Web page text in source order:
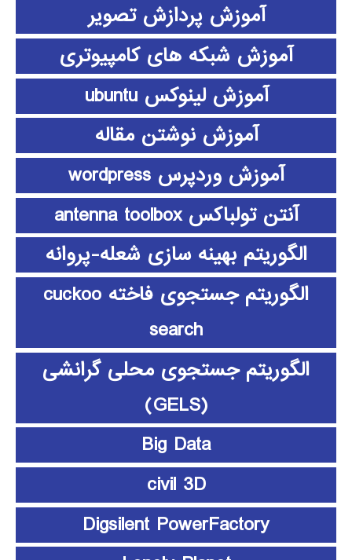
آموزش پردازش تصویر
آموزش شبکه های کامپیوتری
آموزش لینوکس ubuntu
آموزش نوشتن مقاله
آموزش وردپرس wordpress
آنتن تولباکس antenna toolbox
الگوریتم بهینه سازی شعله-پروانه
الگوریتم جستجوی فاخته cuckoo
search
الگوریتم جستجوی محلی گرانشی
(GELS)
Big Data
civil 3D
Digsilent PowerFactory